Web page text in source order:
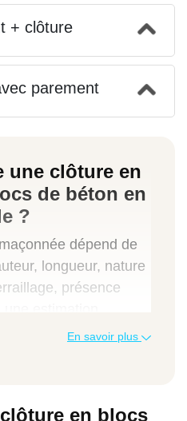
+ clôture
parement
une clôture en
de béton en
?
dépend de
longueur, nature
présence
à budgétiser votre
En savoir plus
en blocs